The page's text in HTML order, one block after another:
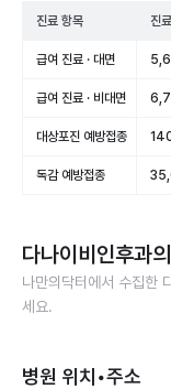
진료 항목 진
급여 진료 · 대면
급여 진료 · 비대면
대상포진 예방접종
독감 예방접종
다나이비인후과
나만의닥터에서 수집한
세요.
병원 위치•주소